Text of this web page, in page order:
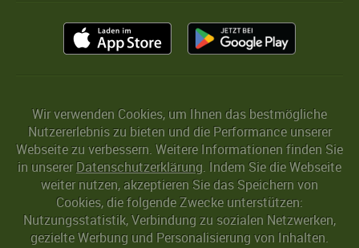
Wir verwenden Cookies, um Ihnen das bestmögliche
Nutzererlebnis zu bieten und die Performance unserer
Webseite zu verbessern. Weitere Informationen finden Sie
in unserer Datenschutzerklärung. Indem Sie die Webseite
weiter nutzen, akzeptieren Sie das Speichern von
Cookies, die folgende Zwecke unterstützen:
Nutzungsstatistik, Verbindung zu sozialen Netzwerken,
gezielte Werbung und Personalisierung von Inhalten.